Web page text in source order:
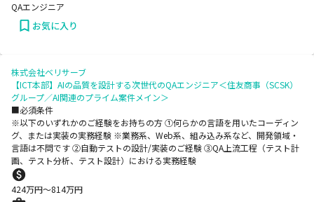
QAエンジニア
お気に入り
株式会社ベリサーブ
【ICT本部】AIの品質を設計する次世代のQAエンジニア＜住友商事（SCSK）
グループ／AI関連のプライム案件メイン＞
■必須条件
※以下のいずれかのご経験をお持ちの方 ①何らかの言語を用いたコーディン
グ、または実装の実務経験 ※業務系、Web系、組み込み系など、開発領域・
言語は不問です ②自動テストの設計/実装のご経験 ③QA上流工程（テスト計
画、テスト分析、テスト設計）における実務経験
424万円〜814万円